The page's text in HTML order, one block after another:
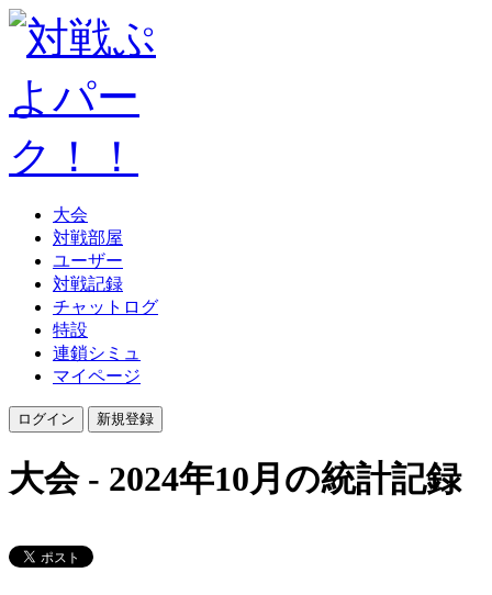
大会
対戦部屋
ユーザー
対戦記録
チャットログ
特設
連鎖シミュ
マイページ
大会 - 2024年10月の統計記録